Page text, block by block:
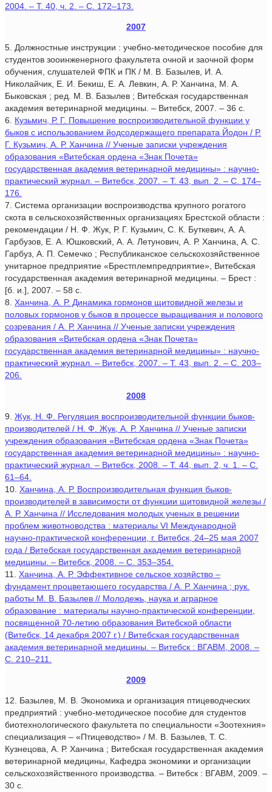
2004. – Т. 40, ч. 2. – С. 172–173.
2007
5. Должностные инструкции : учебно-методическое пособие для
студентов зооинженерного факультета очной и заочной форм
обучения, слушателей ФПК и ПК / М. В. Базылев, И. А.
Николайчик, Е. И. Бекиш, Е. А. Левкин, А. Р. Ханчина, М. А.
Быковская ; ред. М. В. Базылев ; Витебская государственная
академия ветеринарной медицины. – Витебск, 2007. – 36 с.
6. Кузьмич, Р. Г. Повышение воспроизводительной функции у
быков с использованием йодсодержащего препарата Йодон / Р.
Г. Кузьмич, А. Р. Ханчина // Ученые записки учреждения
образования «Витебская ордена «Знак Почета»
государственная академия ветеринарной медицины» : научно-
практический журнал. – Витебск, 2007. – Т. 43, вып. 2. – С. 174–
176.
7. Система организации воспроизводства крупного рогатого
скота в сельскохозяйственных организациях Брестской области :
рекомендации / Н. Ф. Жук, Р. Г. Кузьмич, С. К. Буткевич, А. А.
Гарбузов, Е. А. Юшковский, А. А. Летунович, А. Р. Ханчина, А. С.
Гарбуз, А. П. Семечко ; Республиканское сельскохозяйственное
унитарное предприятие «Брестплемпредприятие», Витебская
государственная академия ветеринарной медицины. – Брест :
[б. и.], 2007. – 58 с.
8. Ханчина, А. Р. Динамика гормонов щитовидной железы и
половых гормонов у быков в процессе выращивания и полового
созревания / А. Р. Ханчина // Ученые записки учреждения
образования «Витебская ордена «Знак Почета»
государственная академия ветеринарной медицины» : научно-
практический журнал. – Витебск, 2007. – Т. 43, вып. 2. – С. 203–
206.
2008
9. Жук, Н. Ф. Регуляция воспроизводительной функции быков-
производителей / Н. Ф. Жук, А. Р. Ханчина // Ученые записки
учреждения образования «Витебская ордена «Знак Почета»
государственная академия ветеринарной медицины» : научно-
практический журнал. – Витебск, 2008. – Т. 44, вып. 2, ч. 1. – С.
61–64.
10. Ханчина, А. Р. Воспроизводительная функция быков-
производителей в зависимости от функции щитовидной железы /
А. Р. Ханчина // Исследования молодых ученых в решении
проблем животноводства : материалы VI Международной
научно-практической конференции, г. Витебск, 24–25 мая 2007
года / Витебская государственная академия ветеринарной
медицины. – Витебск, 2008. – С. 353–354.
11. Ханчина, А. Р. Эффективное сельское хозяйство –
фундамент процветающего государства / А. Р. Ханчина ; рук.
работы М. В. Базылев // Молодежь, наука и аграрное
образование : материалы научно-практической конференции,
посвященной 70-летию образования Витебской области
(Витебск, 14 декабря 2007 г.) / Витебская государственная
академия ветеринарной медицины. – Витебск : ВГАВМ, 2008. –
С. 210–211.
2009
12. Базылев, М. В. Экономика и организация птицеводческих
предприятий : учебно-методическое пособие для студентов
биотехнологического факультета по специальности «Зоотехния»
специализация – «Птицеводство» / М. В. Базылев, Т. С.
Кузнецова, А. Р. Ханчина ; Витебская государственная академия
ветеринарной медицины, Кафедра экономики и организации
сельскохозяйственного производства. – Витебск : ВГАВМ, 2009. –
30 с.